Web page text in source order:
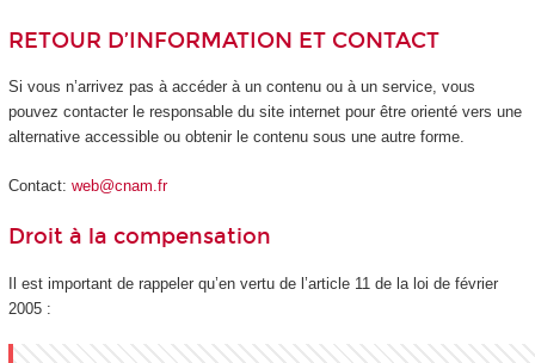
RETOUR D’INFORMATION ET CONTACT
Si vous n’arrivez pas à accéder à un contenu ou à un service, vous
pouvez contacter le responsable du site internet pour être orienté vers une
alternative accessible ou obtenir le contenu sous une autre forme.
Contact: web@cnam.fr
Droit à la compensation
Il est important de rappeler qu’en vertu de l’article 11 de la loi de février
2005 :